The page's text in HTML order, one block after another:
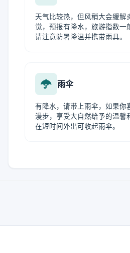
天气比较热，但风稍大会缓解
觉，预报有降水，旅游指数一
请注意防暑降温并携带雨具。
雨伞
有降水，请带上雨伞，如果你
漫步，享受大自然给予的温馨
在短时间外出可收起雨伞。